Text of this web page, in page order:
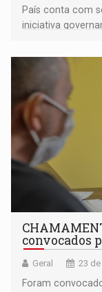
País conta com
iniciativa
convocados
Geral 23
Foram